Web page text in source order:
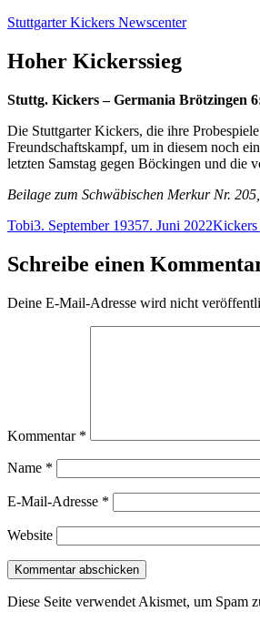
Zum
springen
Stuttgarter Kickers Newscenter
Hoher Kickerssieg
Stuttg. Kickers – Germania Brötzingen
Die Stuttgarter Kickers, die ihre
Freundschaftskampf, um in diesem noch
letzten Samstag gegen Böckingen und die
Beilage zum Schwäbischen Merkur Nr.
Autor
TobiVeröffentlicht
3. September 19357. Juni 2022
Schreibe einen
Deine E-Mail-Adresse wird nicht
Kommentar *
Name *
E-Mail-Adresse *
Website
Diese Seite verwendet Akismet, um Spam